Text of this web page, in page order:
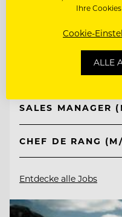
TOP ARBEITGEBER
Interalpen-
6410 Telfs, Österreich
SALES MANAGER
CHEF DE RANG
Entdecke alle Jobs
Ihre
Cookie-
ALLE